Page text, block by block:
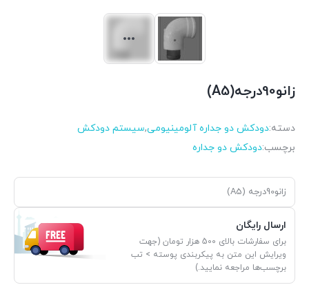
زانو90درجه(A5)
دسته:دودکش دو جداره آلومینیومی,سیستم دودکش
برچسب:دودکش دو جداره
زانو90درجه (A5)
ارسال رایگان
برای سفارشات بالای 500 هزار تومان (جهت
ویرایش این متن به پیکربندی پوسته > تب
برچسب‌ها مراجعه نمایید.)